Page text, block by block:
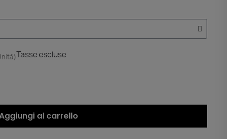
Tasse escluse
al carrello